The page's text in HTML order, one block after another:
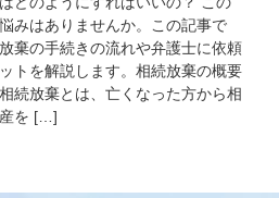
みはありませんか。この記事で
棄の手続きの流れや弁護士に依頼
トを解説します。相続放棄の概要
続放棄とは、亡くなった方から相
を […]